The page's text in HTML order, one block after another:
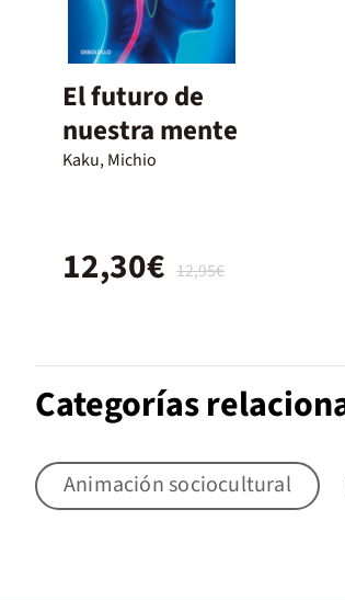
El futuro de
nuestra mente
Kaku, Michio
12,95€
12,30€
Categorías
Animación sociocultural